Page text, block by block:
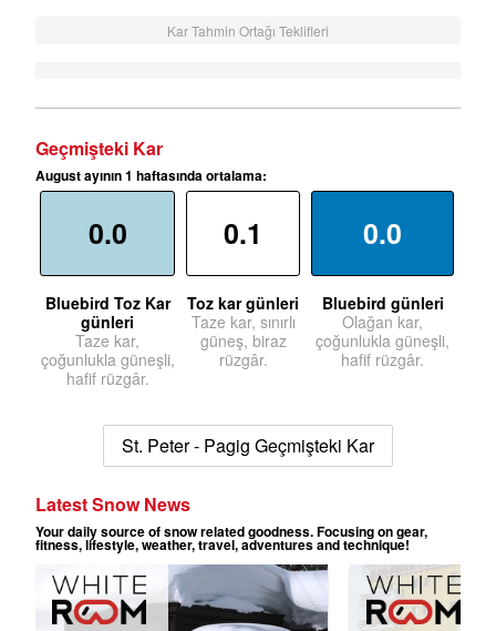
Kar Tahmin Ortağı Teklifleri
Geçmişteki Kar
August ayının 1 haftasında ortalama:
0.0
Bluebird Toz Kar
günleri
Taze kar,
çoğunlukla güneşli,
hafif rüzgâr.
0.1
Toz kar günleri
Taze kar, sınırlı
güneş, biraz
rüzgâr.
0.0
Bluebird günleri
Olağan kar,
çoğunlukla güneşli,
hafif rüzgâr.
St. Peter - Pagig Geçmişteki Kar